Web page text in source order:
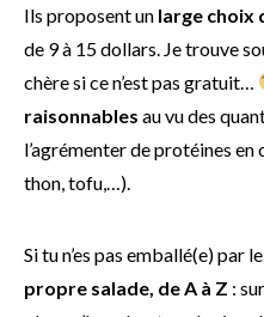
Ils proposent un large choix
de 9 à 15 dollars. Je trouve
chère si ce n’est pas gratuit…
raisonnables au vu des
l’agrémenter de protéines
thon, tofu,…).
Si tu n’es pas emballé(e) par
propre salade, de A à Z :